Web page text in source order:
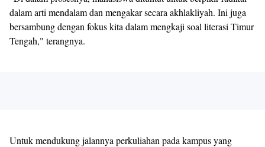
dalam arti mendalam dan mengakar secara akhlakliyah. Ini juga
bersambung dengan fokus kita dalam mengkaji soal literasi Timur
Tengah," terangnya.
Untuk mendukung jalannya perkuliahan pada kampus yang